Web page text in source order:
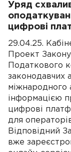
Уряд
цифрові
29.04.25.
Проект
Податкового
законодавчих
міжнародного
інформацією
цифрові
для
Відповідний
вже